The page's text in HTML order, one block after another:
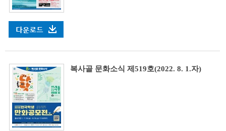
복사골 문화소식 제519호(2022. 8. 1.자)